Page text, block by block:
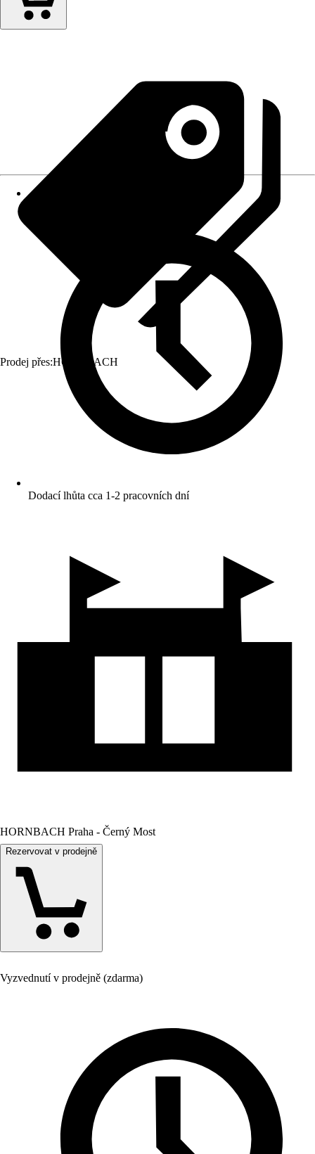
Prodej přes:HORNBACH
Dodací lhůta cca 1-2 pracovních dní
HORNBACH Praha - Černý Most
Rezervovat v prodejně
Vyzvednutí v prodejně (zdarma)